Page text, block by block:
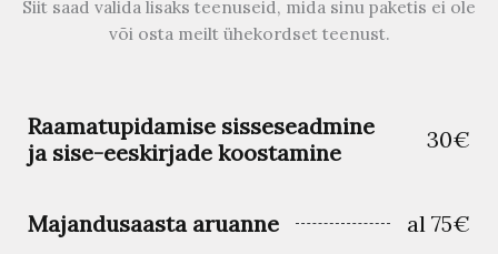
Siit saad valida lisaks teenuseid, mida sinu paketis ei ole
või osta meilt ühekordset teenust.
Raamatupidamise sisseseadmine
ja sise-eeskirjade koostamine
30€
Majandusaasta aruanne al 75€